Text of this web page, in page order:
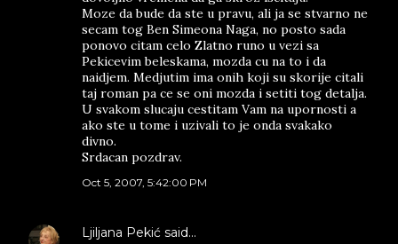
Moze da bude da ste u pravu, ali ja se stvarno ne
secam tog Ben Simeona Naga, no posto sada
ponovo citam celo Zlatno runo u vezi sa
Pekicevim beleskama, mozda cu na to i da
naidjem. Medjutim ima onih koji su skorije citali
taj roman pa ce se oni mozda i setiti tog detalja.
U svakom slucaju cestitam Vam na upornosti a
ako ste u tome i uzivali to je onda svakako
divno.
Srdacan pozdrav.
Oct 5, 2007, 5:42:00 PM
Ljiljana Pekić said…